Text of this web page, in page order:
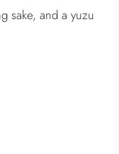
sake, and a yuzu